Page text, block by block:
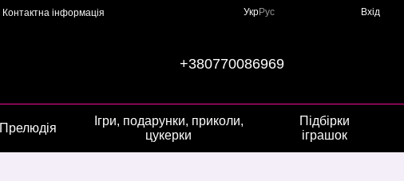
Контактна інформація
УкрРус Вхід
+380770086969
Прелюдія
Ігри, подарунки, приколи,
цукерки
Підбірки
іграшок